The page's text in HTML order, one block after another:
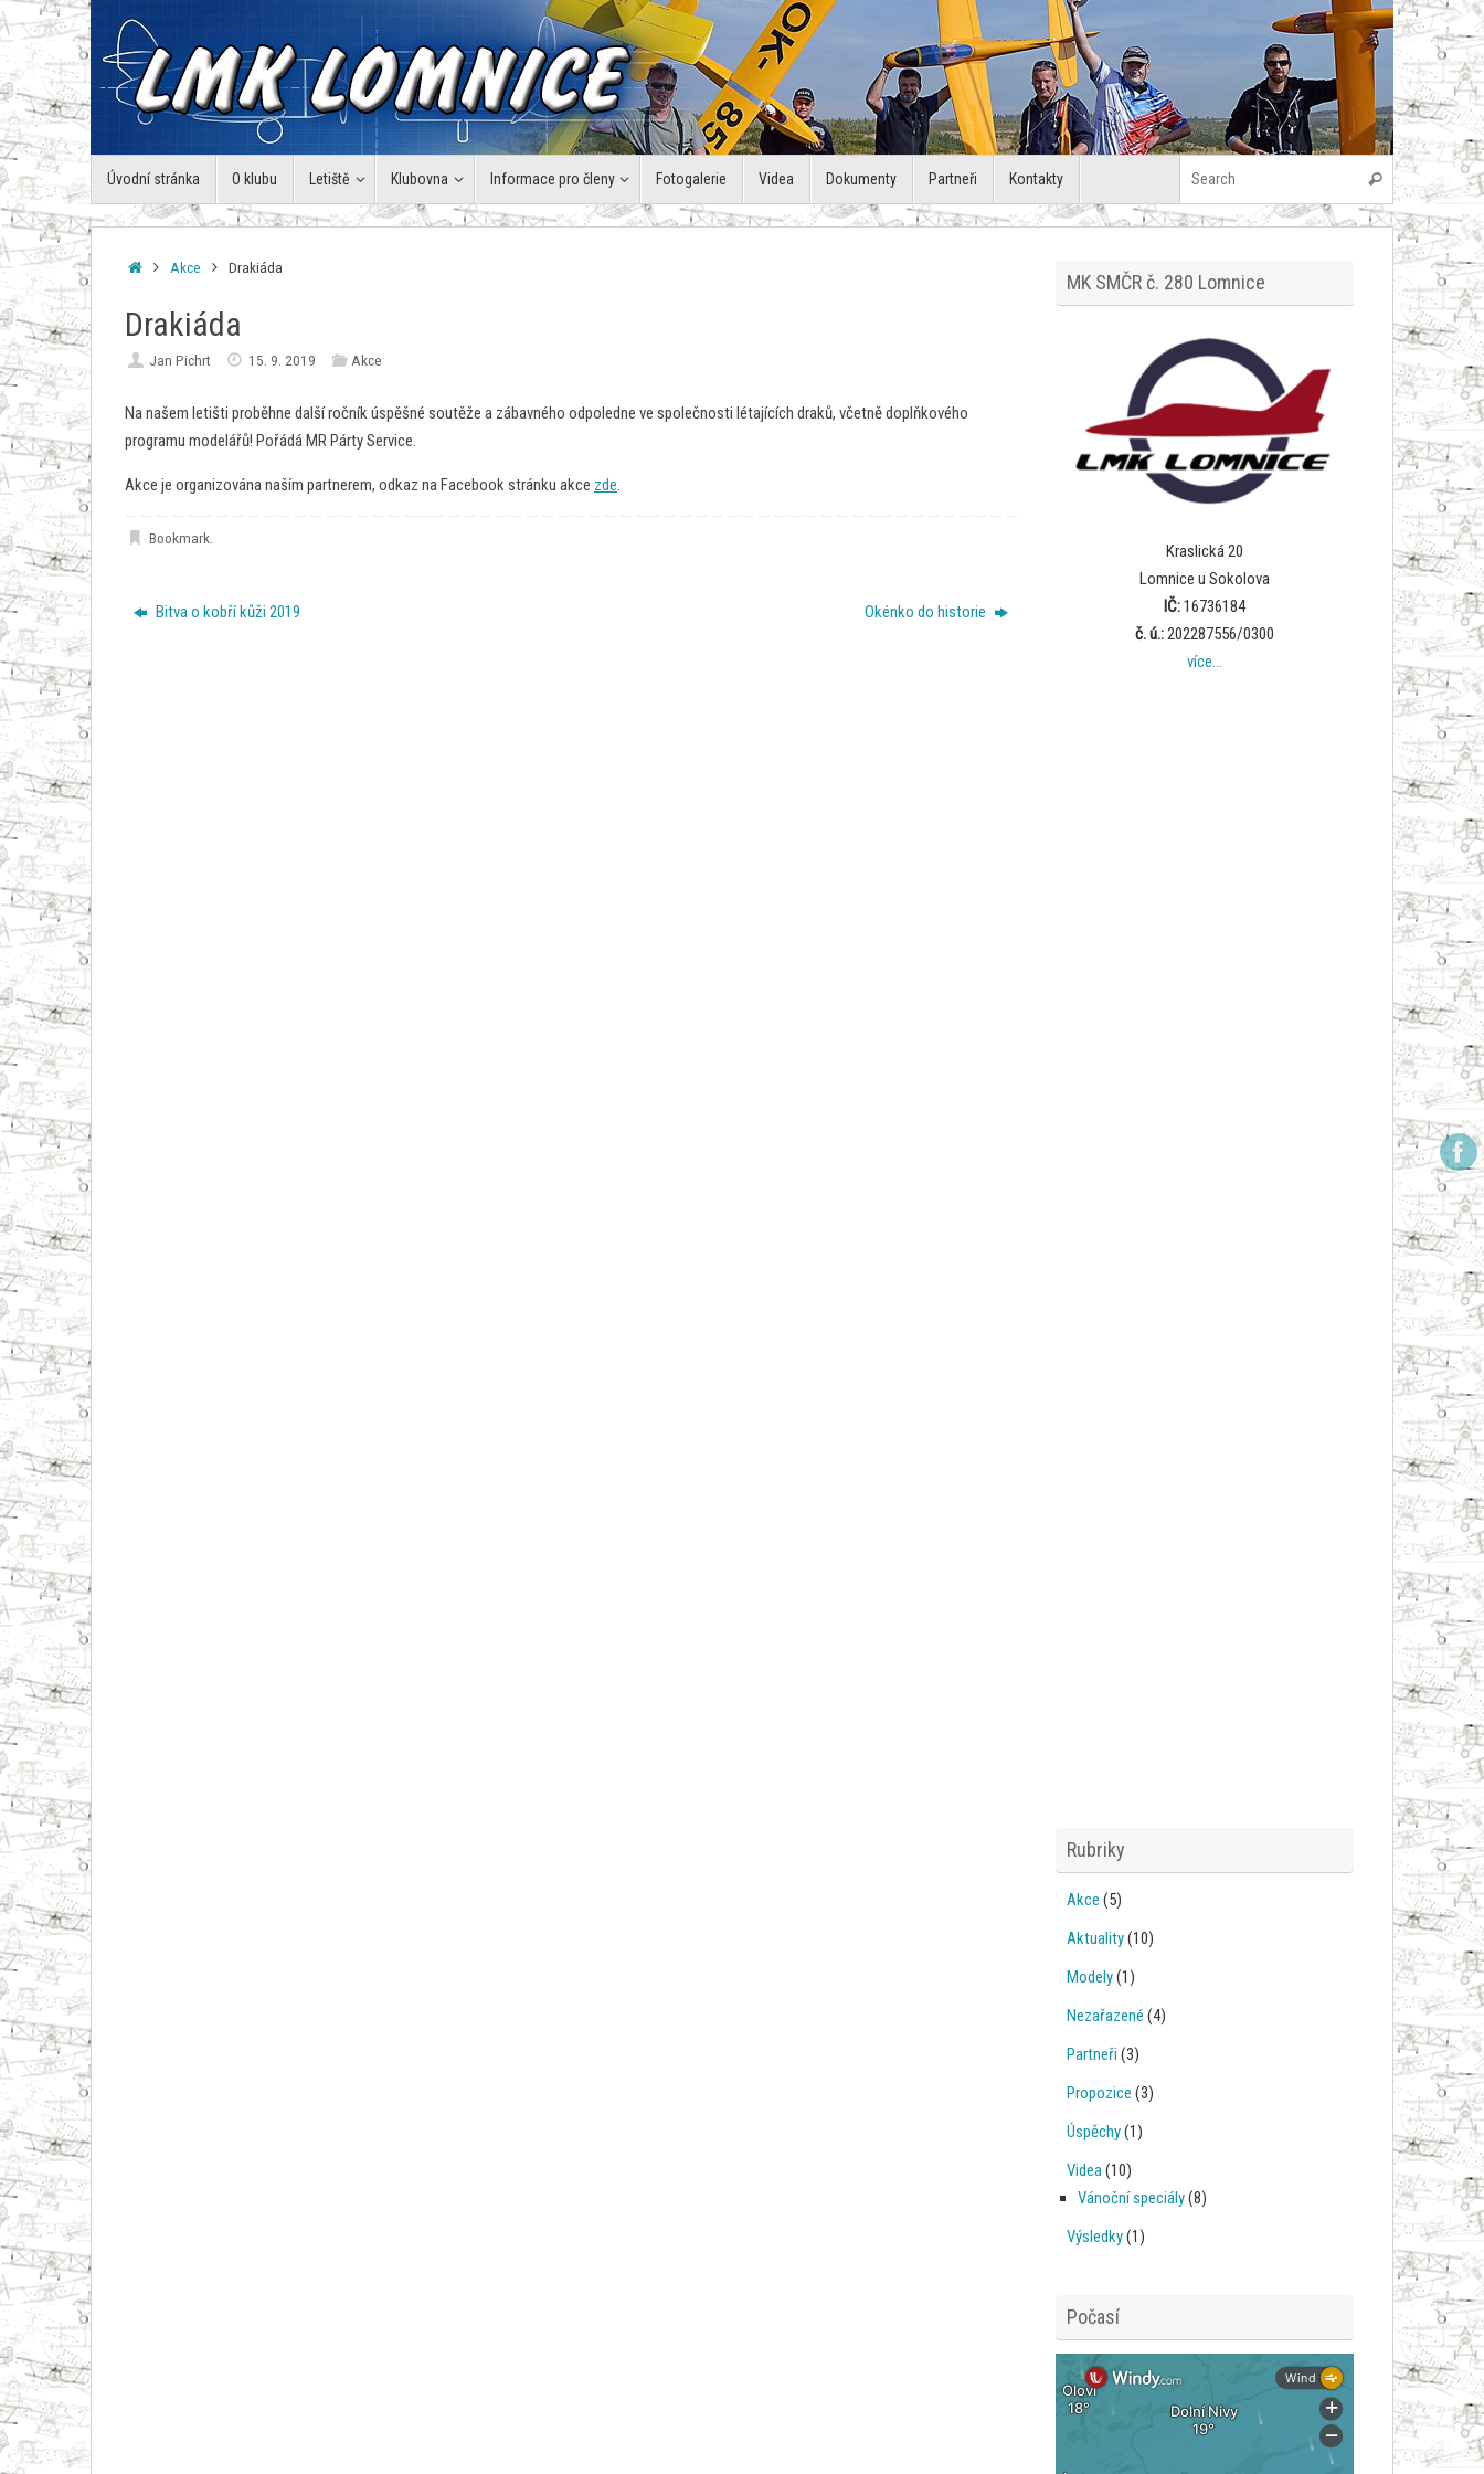
Skip
to
content
Skip
content
Úvodní stránka O klubu Letiště Klubovna Informace pro členy Fotogalerie Videa Dokumenty Partneři Kontakty
Search for:
Search
HomeAkce Drakiáda
Drakiáda
Jan Pichrt 15. 9. 2019 Akce
Na našem letišti proběhne další ročník úspěšné soutěže a zábavného odpoledne ve společnosti létajících draků, včetně doplňkového
programu modelářů! Pořádá MR Párty Service.
Akce je organizována naším partnerem, odkaz na Facebook stránku akce zde.
Bookmark
Bitva o kobří kůži 2019 Okénko do historie
MK SMČR č. 280 Lomnice
Kraslická 20
Lomnice u Sokolova
IČ:16736184
č. ú.:202287556/0300
více…
Rubriky
Akce (5)
Aktuality(10)
Modely(1)
Nezařazené (4)
Partneři (3)
Propozice (3)
Úspěchy(1)
Videa(10)
Vánoční speciály(8)
Výsledky(1)
Počasí